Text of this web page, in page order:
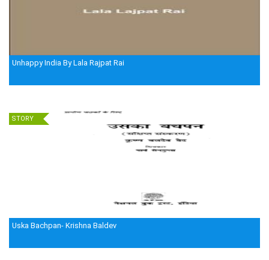
Unhappy India By Lala Rajpat Rai
STORY
Uska Bachpan- Krishna Baldev